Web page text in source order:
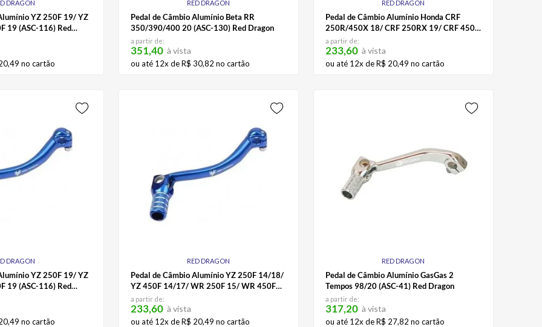
DRAGON
YZ 250F 19/ YZ
19 (ASC-116) Red
,49 no cartão
RED DRAGON
Pedal de Câmbio Alumínio Beta RR
350/390/400 20 (ASC-130) Red Dragon
a partir de:
351,40 à vista
ou até 12x deR$ 30,82 no cartão
RED DRAGON
Pedal de Câmbio Alumínio Honda CRF
250R/450X 18/ CRF 250RX 19/ CRF 450R
17 (ASC-115) Red Dragon
a partir de:
233,60 à vista
ou até 12x deR$ 20,49 no cartão
DRAGON
YZ 250F 19/ YZ
19 (ASC-116) Red
,49 no cartão
RED DRAGON
Pedal de Câmbio Alumínio YZ 250F 14/18/
YZ 450F 14/17/ WR 250F 15/ WR 450F
16/18 (ASC-91) Red Dragon
a partir de:
233,60 à vista
ou até 12x deR$ 20,49 no cartão
RED DRAGON
Pedal de Câmbio Alumínio GasGas 2
Tempos 98/20 (ASC-41) Red Dragon
a partir de:
317,20 à vista
ou até 12x deR$ 27,82 no cartão